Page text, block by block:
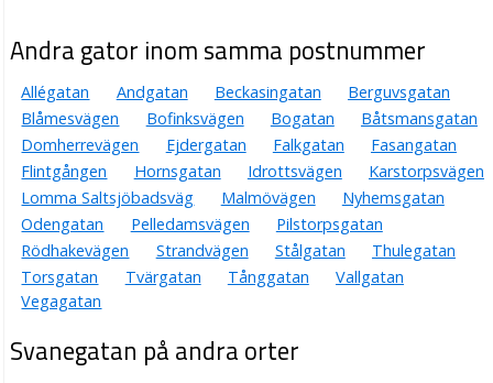
Andra gator inom samma postnummer
Allégatan Andgatan Beckasingatan
Berguvsgatan
Blåmesvägen
Bofinksvägen Bogatan
Båtsmansgatan
Domherrevägen
Ejdergatan Falkgatan
Fasangatan
Flintgången
Hornsgatan Idrottsvägen
Karstorpsvägen
Lomma Saltsjöbadsväg
Malmövägen
Nyhemsgatan
Odengatan
Pelledamsvägen
Pilstorpsgatan
Rödhakevägen
Strandvägen Stålgatan
Thulegatan
Torsgatan
Tvärgatan Tånggatan
Vallgatan
Vegagatan
Svanegatan på andra orter